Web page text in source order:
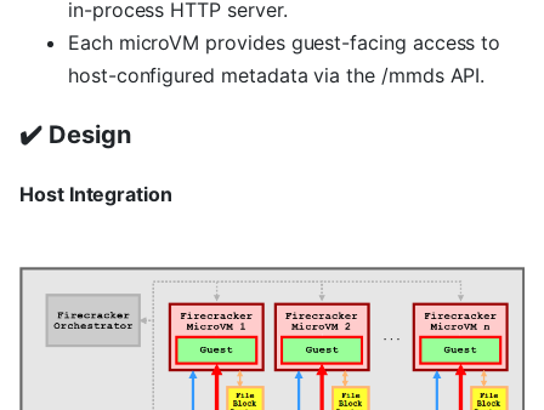
in-process HTTP server.
Each microVM provides guest-facing access to
host-configured metadata via the /mmds API.
✔️ Design
Host Integration